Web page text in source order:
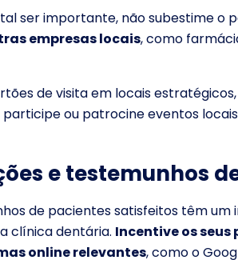
ser importante, não subestime o
empresas locais, como
de visita em locais
participe ou patrocine eventos
e testemunhos
de pacientes satisfeitos têm
clínica dentária. Incentive os
online relevantes, como o